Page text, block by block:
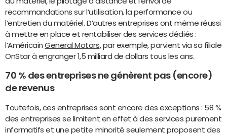
recommandations sur l’utilisation, la performance ou
l’entretien du matériel. D’autres entreprises ont même réussi
à mettre en place et rentabiliser des services dédiés :
l’AméricainGeneral Motors, par exemple, parvient via sa filiale
OnStar à engranger 1,5 milliard de dollars tous les ans.
70 % des entreprises ne génèrent pas (encore)
de revenus
Toutefois, ces entreprises sont encore des exceptions : 58 %
des entreprises se limitent en effet à des services purement
informatifs et une petite minorité seulement proposent des